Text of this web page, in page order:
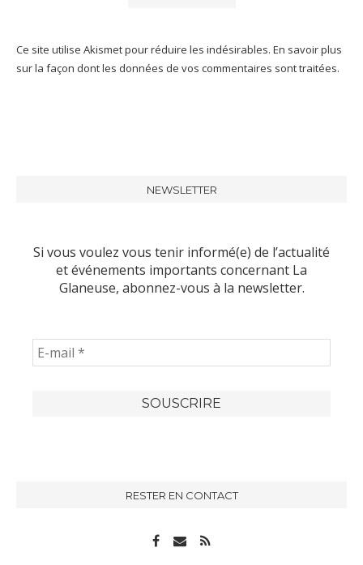
Ce site utilise Akismet pour réduire les indésirables. En savoir plus
sur la façon dont les données de vos commentaires sont traitées.
NEWSLETTER
Si vous voulez vous tenir informé(e) de l’actualité
et événements importants concernant La
Glaneuse, abonnez-vous à la newsletter.
RESTER EN CONTACT